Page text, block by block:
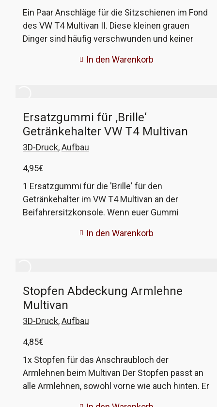
Ein Paar Anschläge für die Sitzschienen im Fond
des VW T4 Multivan II. Diese kleinen grauen
Dinger sind häufig verschwunden und keiner
Teile sind im 3D-Druckverfahren hergestellt und
muss, da manche Gewinde nicht tief genug
gehen. Die VW-Vergleichsnummer ist 7D0 883
161.
In den Warenkorb
Ersatzgummi für ‚Brille‘
Getränkehalter VW T4 Multivan
3D-Druck,Aufbau
4,95€
1 Ersatzgummi für die 'Brille' für den
Getränkehalter im VW T4 Multivan an der
Beifahrersitzkonsole. Wenn euer Gummi
hiermit wieder herstellen. Das alte entfernen,
Version unserer Nachbauten! Die alte Version
erkennt ihr daran, dass das Gummi von unten
geklebt ist und nicht direkt mit der Brille
In den Warenkorb
Stopfen Abdeckung Armlehne
Multivan
3D-Druck,Aufbau
4,85€
1x Stopfen für das Anschraubloch der
Armlehnen beim Multivan Der Stopfen passt an
alle Armlehnen, sowohl vorne wie auch hinten. Er